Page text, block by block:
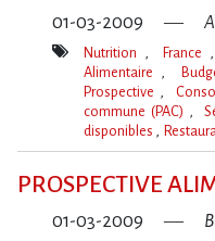
01-03-2009
Mot(s)-
Nutrition France
Alimentaire
Prospective
commune (PAC)
disponibles
PROSPECTIVE
01-03-2009